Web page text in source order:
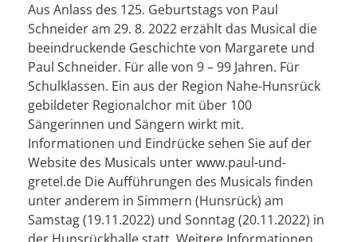
Aus Anlass des 125. Geburtstags von Paul
Schneider am 29. 8. 2022 erzählt das Musical die
beeindruckende Geschichte von Margarete und
Paul Schneider. Für alle von 9 – 99 Jahren. Für
Schulklassen. Ein aus der Region Nahe-Hunsrück
gebildeter Regionalchor mit über 100
Sängerinnen und Sängern wirkt mit.
Informationen und Eindrücke sehen Sie auf der
Website des Musicals unter www.paul-und-
gretel.de Die Aufführungen des Musicals finden
unter anderem in Simmern (Hunsrück) am
Samstag (19.11.2022) und Sonntag (20.11.2022) in